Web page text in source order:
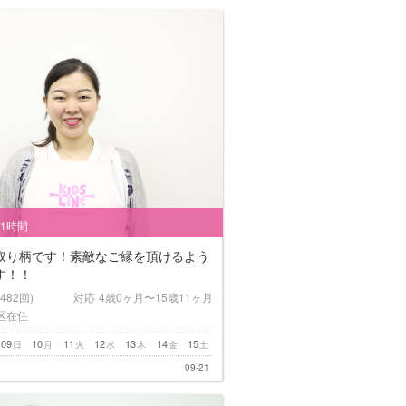
時間
り柄です！素敵なご縁を頂けるよう
！
回) 対応 4歳0ヶ月〜15歳11ヶ月
在住
日
09 月
10 火
11 水
12 木
13 金
14 土
15
09-21